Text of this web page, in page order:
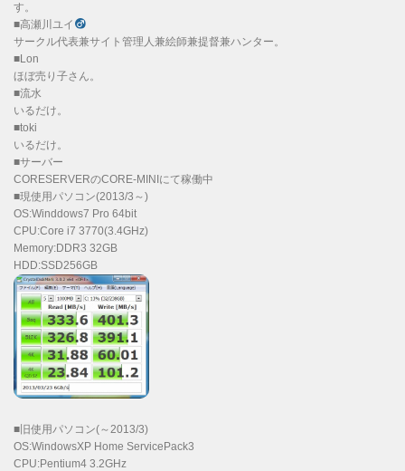
す。
■高瀬川ユイ
サークル代表兼サイト管理人兼絵師兼提督兼ハンター。
■Lon
ほぼ売り子さん。
■流水
いるだけ。
■toki
いるだけ。
■サーバー
CORESERVERのCORE-MINIにて稼働中
■現使用パソコン(2013/3～)
OS:Winddows7 Pro 64bit
CPU:Core i7 3770(3.4GHz)
Memory:DDR3 32GB
HDD:SSD256GB
■旧使用パソコン(～2013/3)
OS:WindowsXP Home ServicePack3
CPU:Pentium4 3.2GHz